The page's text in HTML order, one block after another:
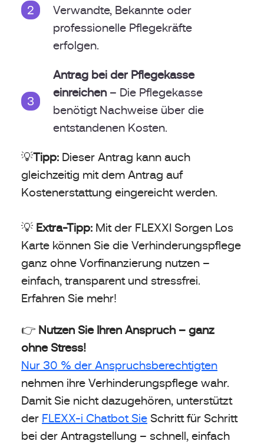
Verwandte, Bekannte oder
professionelle Pflegekräfte
erfolgen.
Antrag bei der Pflegekasse
einreichen – Die Pflegekasse
benötigt Nachweise über die
entstandenen Kosten.
💡Tipp: Dieser Antrag kann auch
gleichzeitig mit dem Antrag auf
Kostenerstattung eingereicht werden.
💡 Extra-Tipp: Mit der FLEXXI Sorgen Los
Karte können Sie die Verhinderungspflege
ganz ohne Vorfinanzierung nutzen –
einfach, transparent und stressfrei.
Erfahren Sie mehr!
👉 Nutzen Sie Ihren Anspruch – ganz
ohne Stress!
Nur 30 % der Anspruchsberechtigten
nehmen ihre Verhinderungspflege wahr.
Damit Sie nicht dazugehören, unterstützt
der FLEXX-i Chatbot Sie Schritt für Schritt
bei der Antragstellung – schnell, einfach